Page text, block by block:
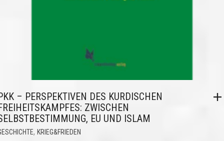
– PERSPEKTIVEN DES KURDISCHEN
ZWISCHEN
EU UND ISLAM
, KRIEG&FRIEDEN